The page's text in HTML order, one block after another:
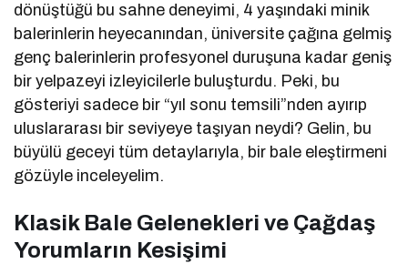
dönüştüğü bu sahne deneyimi, 4 yaşındaki minik
balerinlerin heyecanından, üniversite çağına gelmiş
genç balerinlerin profesyonel duruşuna kadar geniş
bir yelpazeyi izleyicilerle buluşturdu. Peki, bu
gösteriyi sadece bir “yıl sonu temsili”nden ayırıp
uluslararası bir seviyeye taşıyan neydi? Gelin, bu
büyülü geceyi tüm detaylarıyla, bir bale eleştirmeni
gözüyle inceleyelim.
Klasik Bale Gelenekleri ve Çağdaş
Yorumların Kesişimi